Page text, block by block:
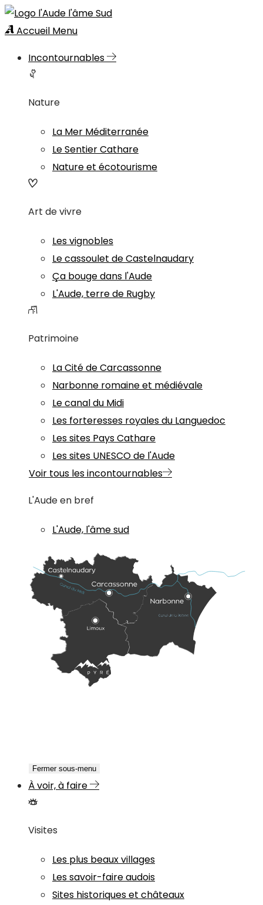
Accueil Menu
Incontournables
Nature
La Mer Méditerranée
Le Sentier Cathare
Nature et écotourisme
Art de vivre
Les vignobles
Le cassoulet de Castelnaudary
Ça bouge dans l'Aude
L'Aude, terre de Rugby
Patrimoine
La Cité de Carcassonne
Narbonne romaine et médiévale
Le canal du Midi
Les forteresses royales du Languedoc
Les sites Pays Cathare
Les sites UNESCO de l'Aude
Voir tous les incontournables
L'Aude en bref
L'Aude, l'âme sud
Fermer sous-menu
À voir, à faire
Visites
Les plus beaux villages
Les savoir-faire audois
Sites historiques et châteaux